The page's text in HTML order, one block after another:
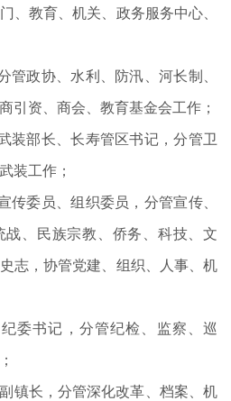
、教育、机关、政务服务中心、
政协、水利、防汛、河长制、
引资、商会、教育基金会工作；
部长、长寿管区书记，分管卫
装工作；
委员、组织委员，分管宣传、
、民族宗教、侨务、科技、文
志，协管党建、组织、人事、机
书记，分管纪检、监察、巡
长，分管深化改革、档案、机